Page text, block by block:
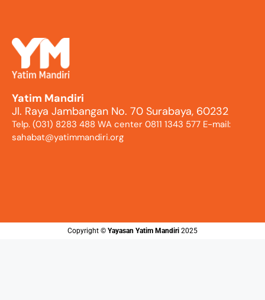
Yatim Mandiri
Jl. Raya Jambangan No. 70 Surabaya, 60232
Telp. (031) 8283 488 WA center 0811 1343 577 E-mail:
sahabat@yatimmandiri.org
Copyright ©️ Yayasan Yatim Mandiri 2025